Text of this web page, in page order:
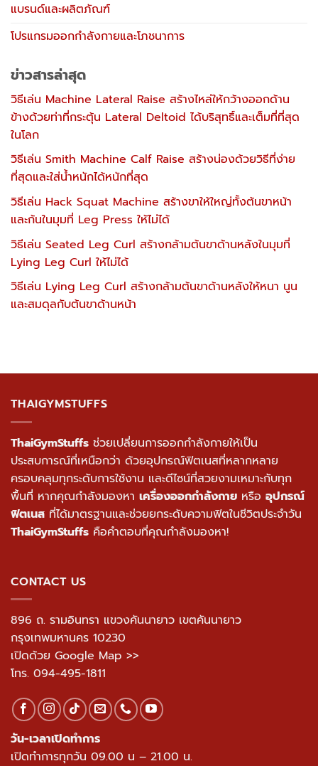
แบรนด์และผลิตภัณฑ์
โปรแกรมออกกำลังกายและโภชนาการ
ข่าวสารล่าสุด
วิธีเล่น Machine Lateral Raise สร้างไหล่ให้กว้างออกด้าน
ข้างด้วยท่าที่กระตุ้น Lateral Deltoid ได้บริสุทธิ์และเต็มที่ที่สุด
ในโลก
วิธีเล่น Smith Machine Calf Raise สร้างน่องด้วยวิธีที่ง่าย
ที่สุดและใส่น้ำหนักได้หนักที่สุด
วิธีเล่น Hack Squat Machine สร้างขาให้ใหญ่ทั้งต้นขาหน้า
และก้นในมุมที่ Leg Press ให้ไม่ได้
วิธีเล่น Seated Leg Curl สร้างกล้ามต้นขาด้านหลังในมุมที่
Lying Leg Curl ให้ไม่ได้
วิธีเล่น Lying Leg Curl สร้างกล้ามต้นขาด้านหลังให้หนา นูน
และสมดุลกับต้นขาด้านหน้า
THAIGYMSTUFFS
ThaiGymStuffs ช่วยเปลี่ยนการออกกำลังกายให้เป็น
ประสบการณ์ที่เหนือกว่า ด้วยอุปกรณ์ฟิตเนสที่หลากหลาย
ครอบคลุมทุกระดับการใช้งาน และดีไซน์ที่สวยงามเหมาะกับทุก
พื้นที่ หากคุณกำลังมองหา เครื่องออกกำลังกาย หรือ อุปกรณ์
ฟิตเนส ที่ได้มาตรฐานและช่วยยกระดับความฟิตในชีวิตประจำวัน
ThaiGymStuffs คือคำตอบที่คุณกำลังมองหา!
CONTACT US
896 ถ. รามอินทรา แขวงคันนายาว เขตคันนายาว
กรุงเทพมหานคร 10230
เปิดด้วย Google Map >>
โทร. 094-495-1811
วัน-เวลาเปิดทำการ
เปิดทำการทุกวัน 09.00 น – 21.00 น.